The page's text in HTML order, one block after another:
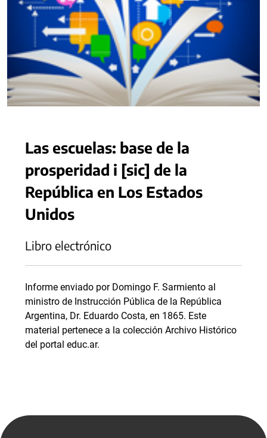
Las escuelas: base de la
prosperidad i [sic] de la
República en Los Estados
Unidos
Libro electrónico
Informe enviado por Domingo F. Sarmiento al
ministro de Instrucción Pública de la República
Argentina, Dr. Eduardo Costa, en 1865. Este
material pertenece a la colección Archivo Histórico
del portal educ.ar.